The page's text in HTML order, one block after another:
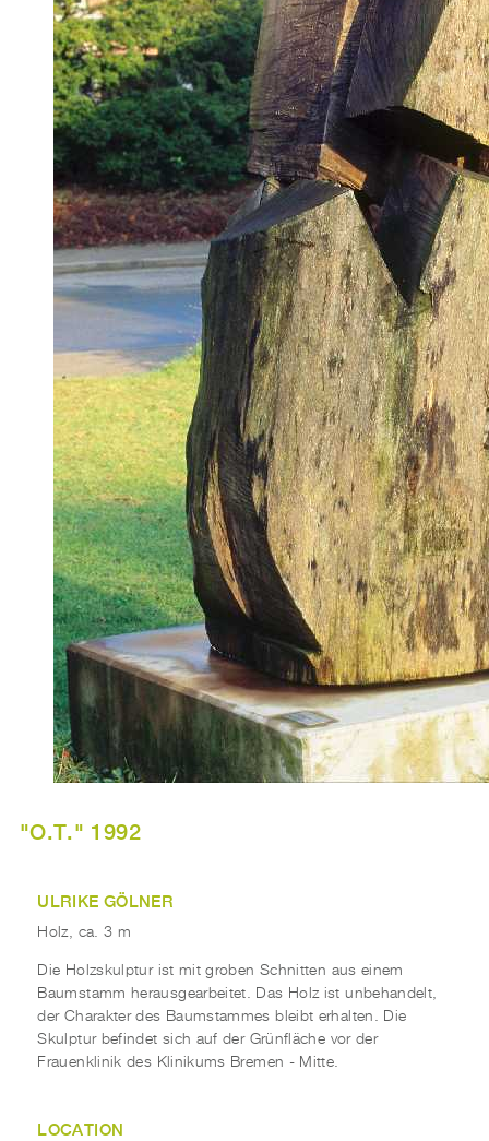
"O.T." 1992
ULRIKE GÖLNER
Holz, ca. 3 m
Die Holzskulptur ist mit groben Schnitten aus einem
Baumstamm herausgearbeitet. Das Holz ist unbehandelt,
der Charakter des Baumstammes bleibt erhalten. Die
Skulptur befindet sich auf der Grünfläche vor der
Frauenklinik des Klinikums Bremen - Mitte.
LOCATION